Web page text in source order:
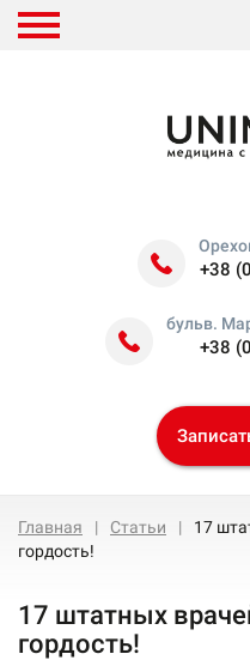
+38
бульв.
+38
Главная Статьи
17
гордость!
17 штатных
гордость!